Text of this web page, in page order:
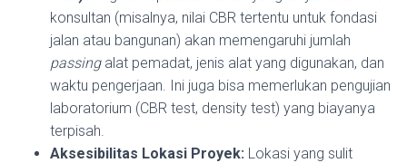
konsultan (misalnya, nilai CBR tertentu untuk fondasi
jalan atau bangunan) akan memengaruhi jumlah
passingalat pemadat, jenis alat yang digunakan, dan
waktu pengerjaan. Ini juga bisa memerlukan pengujian
laboratorium (CBR test, density test) yang biayanya
terpisah.
Aksesibilitas Lokasi Proyek: Lokasi yang sulit